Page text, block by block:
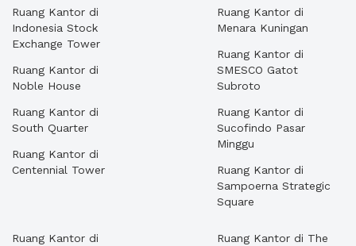
Ruang Kantor di
Indonesia Stock
Exchange Tower
Ruang Kantor di
Noble House
Ruang Kantor di
South Quarter
Ruang Kantor di
Centennial Tower
Ruang Kantor di
Menara Kuningan
Ruang Kantor di
SMESCO Gatot
Subroto
Ruang Kantor di
Sucofindo Pasar
Minggu
Ruang Kantor di
Sampoerna Strategic
Square
Ruang Kantor di
Ruang Kantor di The